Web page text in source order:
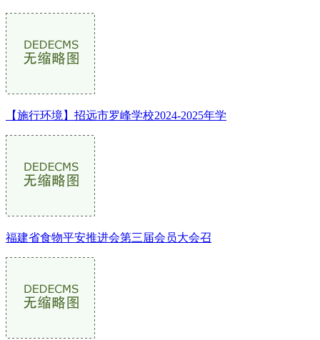
【施行环境】招远市罗峰学校2024-2025年学
福建省食物平安推进会第三届会员大会召